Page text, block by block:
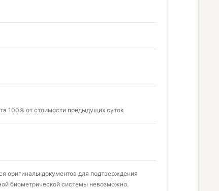
100% от стоимости предыдущих суток
оригиналы документов для подтверждения
биометрической системы невозможно.